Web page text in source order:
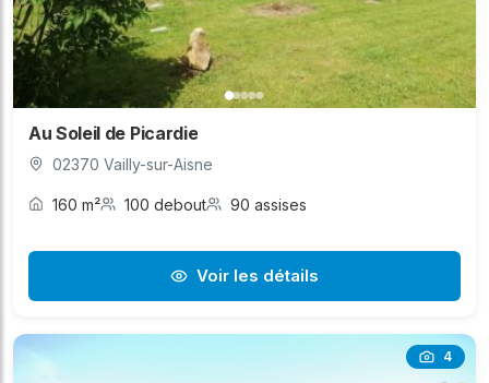
Au Soleil de Picardie
02370 Vailly-sur-Aisne
160 m² 100 debout 90 assises
Voir les détails
4